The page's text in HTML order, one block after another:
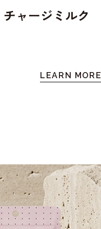
ャージミルク
LEARN MORE